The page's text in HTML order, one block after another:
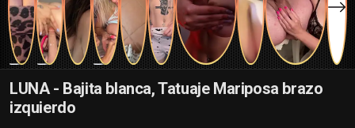
LUNA - Bajita blanca, Tatuaje Mariposa brazo
izquierdo